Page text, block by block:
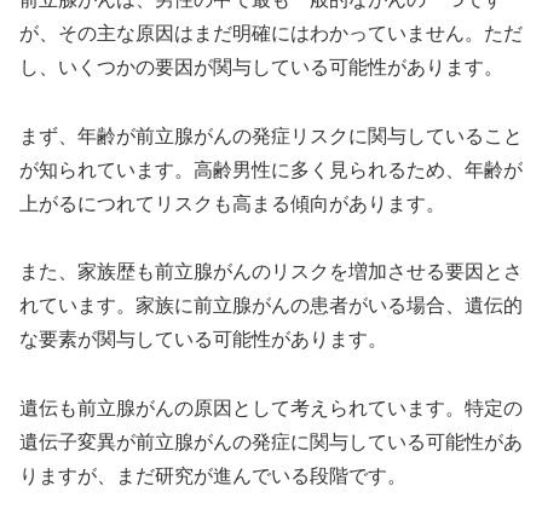
が、その主な原因はまだ明確にはわかっていません。ただ
し、いくつかの要因が関与している可能性があります。
まず、年齢が前立腺がんの発症リスクに関与していること
が知られています。高齢男性に多く見られるため、年齢が
上がるにつれてリスクも高まる傾向があります。
また、家族歴も前立腺がんのリスクを増加させる要因とさ
れています。家族に前立腺がんの患者がいる場合、遺伝的
な要素が関与している可能性があります。
遺伝も前立腺がんの原因として考えられています。特定の
遺伝子変異が前立腺がんの発症に関与している可能性があ
りますが、まだ研究が進んでいる段階です。